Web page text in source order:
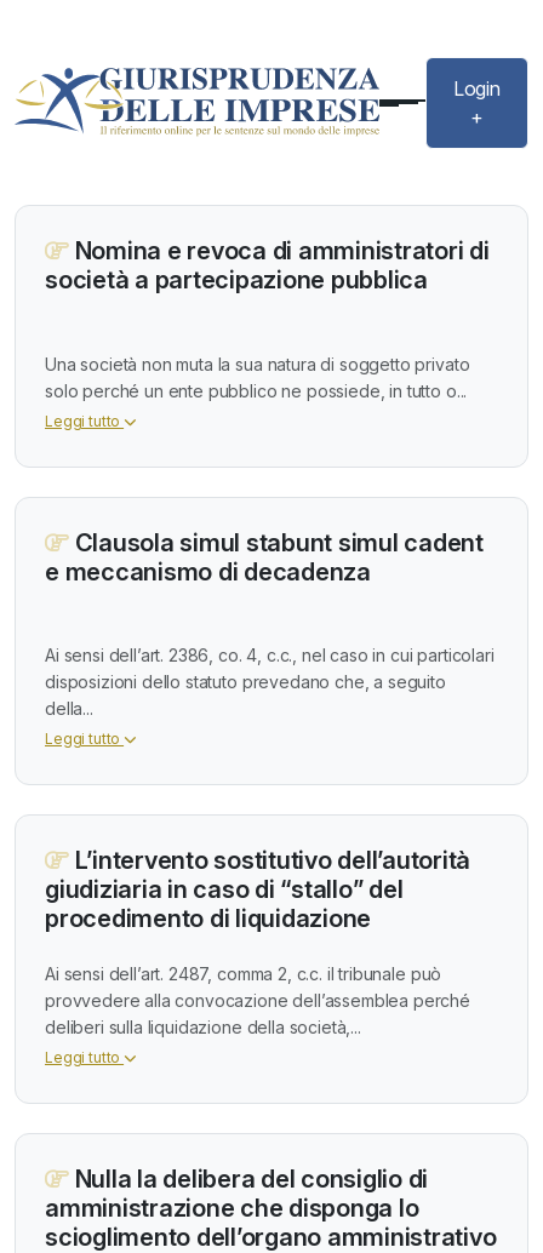
Login
+
Nomina e revoca di amministratori di
società a partecipazione pubblica
Una società non muta la sua natura di soggetto privato
solo perché un ente pubblico ne possiede, in tutto o...
Leggi tutto
Clausola simul stabunt simul cadent
e meccanismo di decadenza
Ai sensi dell’art. 2386, co. 4, c.c., nel caso in cui particolari
disposizioni dello statuto prevedano che, a seguito
della...
Leggi tutto
L’intervento sostitutivo dell’autorità
giudiziaria in caso di “stallo” del
procedimento di liquidazione
Ai sensi dell’art. 2487, comma 2, c.c. il tribunale può
provvedere alla convocazione dell’assemblea perché
deliberi sulla liquidazione della società,...
Leggi tutto
Nulla la delibera del consiglio di
amministrazione che disponga lo
scioglimento dell’organo amministrativo